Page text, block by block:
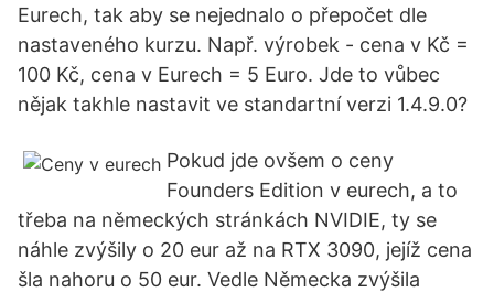
Eurech, tak aby se nejednalo o přepočet dle
nastaveného kurzu. Např. výrobek - cena v Kč =
100 Kč, cena v Eurech = 5 Euro. Jde to vůbec
nějak takhle nastavit ve standartní verzi 1.4.9.0?
Pokud jde ovšem o ceny
Founders Edition v eurech, a to
třeba na německých stránkách NVIDIE, ty se
náhle zvýšily o 20 eur až na RTX 3090, jejíž cena
šla nahoru o 50 eur. Vedle Německa zvýšila